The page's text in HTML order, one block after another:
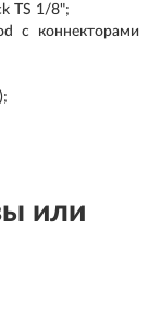
TS 1/8";
с коннекторами
или